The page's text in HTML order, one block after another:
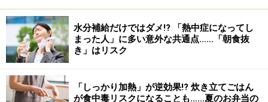
特に最近は、カシューナッツやクルミといった「木の実
類」によるアレルギーが急増しています。特にカシュー
ナッツアレルギーの恐ろしさは、発症した際の症状が非
水分補給だけではダメ!? 「熱中症になってし
まった人」に多い意外な共通点……「朝食抜
き」はリスク
「しっかり加熱」が逆効果!? 炊き立てごはん
が食中毒リスクになることも……夏のお弁当の